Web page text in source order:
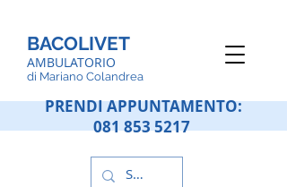
BACOLIVET
AMBULATORIO
di Mariano Colandrea
PRENDI APPUNTAMENTO:
081 853 5217